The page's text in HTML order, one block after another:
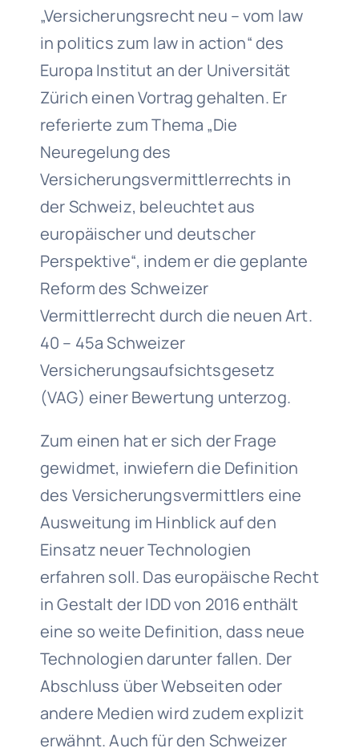
„Versicherungsrecht neu – vom law
in politics zum law in action“ des
Europa Institut an der Universität
Zürich einen Vortrag gehalten. Er
referierte zum Thema „Die
Neuregelung des
Versicherungsvermittlerrechts in
der Schweiz, beleuchtet aus
europäischer und deutscher
Perspektive“, indem er die geplante
Reform des Schweizer
Vermittlerrecht durch die neuen Art.
40 – 45a Schweizer
Versicherungsaufsichtsgesetz
(VAG) einer Bewertung unterzog.
Zum einen hat er sich der Frage
gewidmet, inwiefern die Definition
des Versicherungsvermittlers eine
Ausweitung im Hinblick auf den
Einsatz neuer Technologien
erfahren soll. Das europäische Recht
in Gestalt der IDD von 2016 enthält
eine so weite Definition, dass neue
Technologien darunter fallen. Der
Abschluss über Webseiten oder
andere Medien wird zudem explizit
erwähnt. Auch für den Schweizer